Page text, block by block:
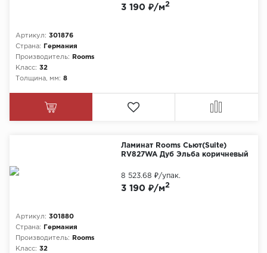
Артикул: 301876
Страна:
Германия
Производитель:
Rooms
Класс: 32
Толщина, мм: 8
3 190 ₽/м2
Ламинат Rooms Сьют(Suite)
RV827WA Дуб Эльба коричневый
Артикул: 301880
Страна:
Германия
Производитель:
Rooms
Класс: 32
3 190 ₽/м2
8 523.68 ₽/упак.